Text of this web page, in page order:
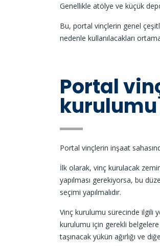
Genellikle atölye ve küçük
Bu, portal vinçlerin genel
nedenle kullanılacakları
Portal
kurulumu
Portal vinçlerin inşaat
İlk olarak, vinç kurulacak
yapılması gerekiyorsa, bu
seçimi yapılmalıdır.
Vinç kurulumu sürecinde ilgili
kurulumu için gerekli
taşınacak yükün ağırlığı ve